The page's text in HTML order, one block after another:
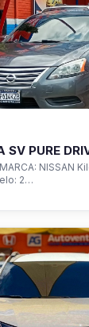
SV PURE
NISSAN
2…